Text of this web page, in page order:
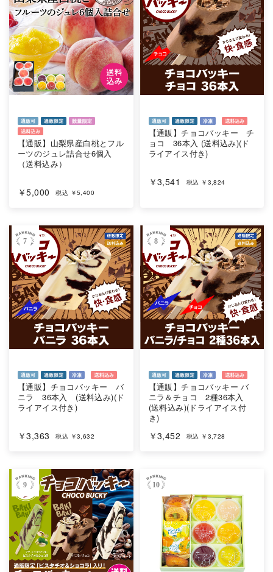
【通販】山梨県産白桃とフル
ーツのジュレ詰合せ6個入
（送料込み）
￥5,000 税込 ￥5,400
【通販】チョコバッキー チ
ョコ 36本入 (送料込み)(ド
ライアイス付き)
￥3,541 税込 ￥3,824
7
【通販】チョコバッキー バ
ニラ 36本入 (送料込み)(ド
ライアイス付き)
￥3,363 税込 ￥3,632
8
【通販】チョコバッキー バ
ニラ＆チョコ 2種36本入
(送料込み)(ドライアイス付
き)
￥3,452 税込 ￥3,728
9 10
やつ時」という意味を込
。雄大な八ヶ岳山麓の自
れる、こだわりのスイー
い。
海外 Overseas shops
Indonesia
Singapore
Malaysia
Hong Kong
UAE
Thailand
Vietnam